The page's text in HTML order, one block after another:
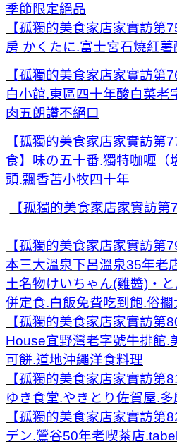
季節限定絕品
【孤獨的美食家店家實訪第
房 かくたに.富士宮石燒紅
【孤獨的美食家店家實訪第
白小館.東區四十年酸白菜老
肉五朗讚不絕口
【孤獨的美食家店家實訪第
食】味の五十番.獨特咖喱（
頭.飄香苫小牧四十年
【孤獨的美食家店家實訪
【孤獨的美食家店家實訪第
本三大溫泉下呂溫泉35年老
土名物けいちゃん(雞醬)・
併定食.白飯免費吃到飽.俗擱
【孤獨的美食家店家實訪第
House宜野灣老字號牛排館.
可餅.道地沖繩洋食料理
【孤獨的美食家店家實訪第
ゆき食堂.やきとり佐賀屋.
【孤獨的美食家店家實訪第
デン.鶯谷50年老喫茶店